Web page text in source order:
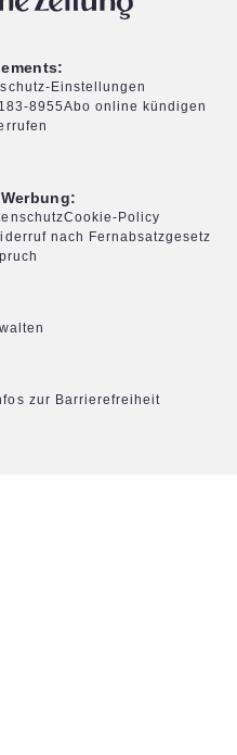
Einstellungen
8955Abo online kündigen
Cookie-Policy
nach Fernabsatzgesetz
zur Barrierefreiheit